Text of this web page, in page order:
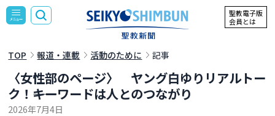
聖教電子版
会員とは
TOP 報道・連載 活動のために 記事
〈女性部のページ〉 ヤング白ゆりリアルトー
ク！――キーワードは人とのつながり
2026年7月4日